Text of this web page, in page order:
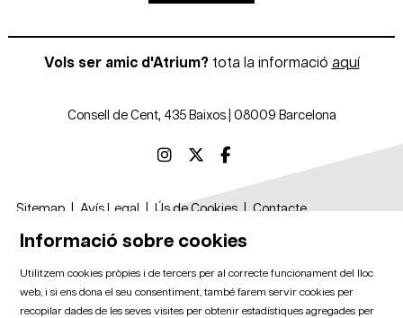
Vols ser amic d'Atrium?tota la informació aquí
Consell de Cent, 435 Baixos | 08009 Barcelona
Link a instagram
Link a twitter
Link a facebook
Sitemap | Avís Legal | Ús de Cookies | Contacte
Amb el suport de
Informació sobre cookies
Utilitzem cookies pròpies i de tercers per al correcte funcionament del lloc
web, i si ens dona el seu consentiment, també farem servir cookies per
recopilar dades de les seves visites per obtenir estadístiques agregades per